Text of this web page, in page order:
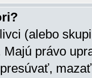
(alebo
Majú právo